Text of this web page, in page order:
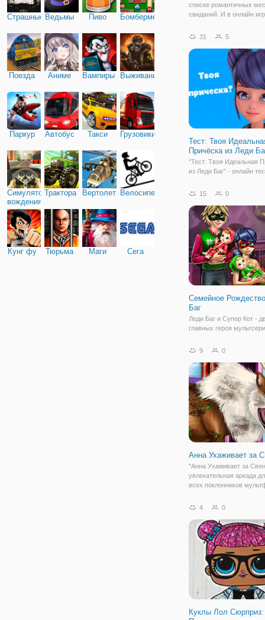
Страшные Ведьмы Пиво Бомбермен
Поезда Аниме Вампиры Выживание
Паркур Автобус Такси Грузовики
Симулятор
вождения
Трактора ВертолетыВелосипед
Кунг фу Тюрьма Маги Сега
списке романтичных
свиданий. И в онлайн
вы отправитесь вместе
ночной сеанс. Пока что
31 5
Тест: Твоя
Причёска из Леди
"Тест: Твоя Идеальная
из Леди Баг" - онлайн
какая прическа из
вопрос прически встает
нами довольно часто.
пройдете
15 0
Семейное
Баг
Леди Баг и Супер Кот -
главных героя
школе и девушку даже
свои чувства. В
судьба распорядилась
стали не
9 0
Анна Ухаживает за
"Анна Ухаживает за
увлекательная аркада
всех поклонников
окажетесь на игровом
избавиться от всех
которые тот получил в
4 0
Куклы Лол